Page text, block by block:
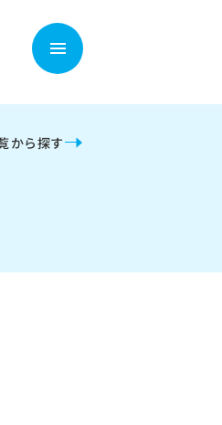
から探す